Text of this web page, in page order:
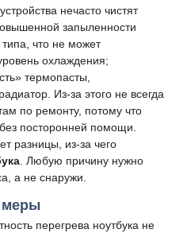
нечасто чистят
запыленности
типа, что не может
охлаждения;
термопасты,
Из-за этого не всегда
по ремонту, потому что
посторонней помощи.
разницы, из-за чего
. Любую причину нужно
а не снаружи.
меры
перегрева ноутбука не